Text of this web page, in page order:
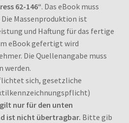
62-146“. Das eBook muss
Massenproduktion ist
und Haftung für das fertige
eBook gefertigt wird
Die Quellenangabe muss
werden.
sich, gesetzliche
nur für den unten
ist nicht übertragbar. Bitte gib